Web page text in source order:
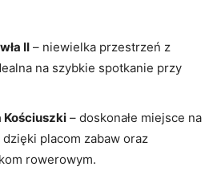
II – niewielka przestrzeń z
na szybkie spotkanie przy
Kościuszki – doskonałe miejsce na
placom zabaw oraz
rowerowym.